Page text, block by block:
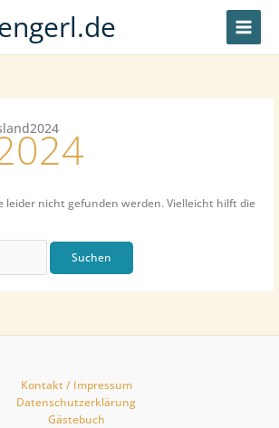
leider nicht gefunden werden. Vielleicht hilft die
Kontakt / Impressum
Datenschutzerklärung
Gästebuch